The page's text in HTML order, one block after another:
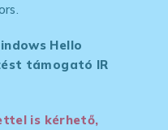
Hello
támogató IR
is kérhető,